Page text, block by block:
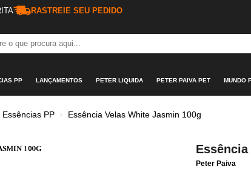
RASTREIE SEU PEDIDO
PP LANÇAMENTOS PETER LIQUIDA PETER PAIVA PET MUNDO
Essências PP Essência Velas White Jasmin 100g
Peter Paiva